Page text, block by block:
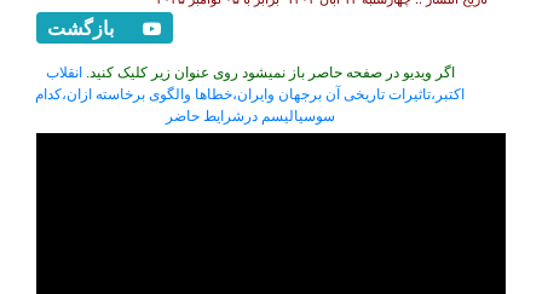
بازگشت
اگر ویدیو در صفحه حاصر باز نمیشود روی عنوان زیر کلیک کنید.انقلاب
اکتبر،تاثیرات تاریخی آن برجهان وایران،خطاها والگوی برخاسته ازان،کدام
سوسیالیسم درشرایط حاضر